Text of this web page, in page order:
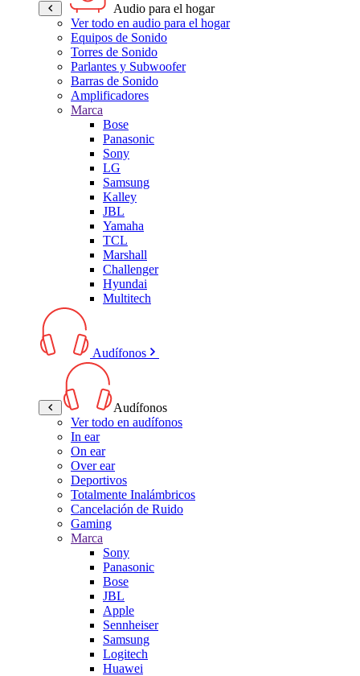
Audio para el hogar
Ver todo en audio para el hogar
Equipos de Sonido
Torres de Sonido
Parlantes y Subwoofer
Barras de Sonido
Amplificadores
Marca
Bose
Panasonic
Sony
LG
Samsung
Kalley
JBL
Yamaha
TCL
Marshall
Challenger
Hyundai
Multitech
Audífonos
Audífonos
Ver todo en audífonos
In ear
On ear
Over ear
Deportivos
Totalmente Inalámbricos
Cancelación de Ruido
Gaming
Marca
Sony
Panasonic
Bose
JBL
Apple
Sennheiser
Samsung
Logitech
Huawei